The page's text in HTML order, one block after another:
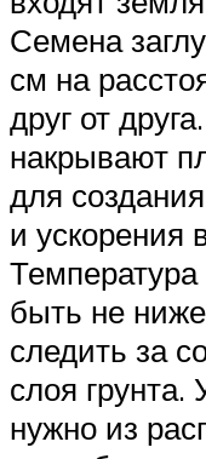
Семена
см на
друг от
накрывают
для
и ускорения
быть не
следить за
слоя
нужно из